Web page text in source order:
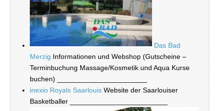
Das Bad
Merzig Informationen und Webshop (Gutscheine –
Terminbuchung Massage/Kosmetik und Aqua Kurse
buchen) _______________________
inexio Royals Saarlouis Website der Saarlouiser
Basketballer _________________________